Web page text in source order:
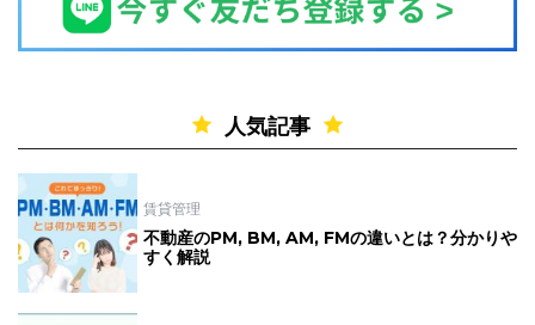
人気記事
賃貸管理
不動産のPM, BM, AM, FMの違いとは？分かりや
すく解説